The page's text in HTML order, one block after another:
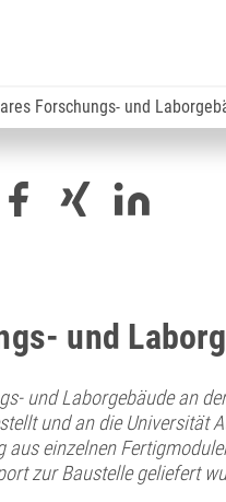
Forschungs- und
und
und Laborgebäude an
und an die Universität
einzelnen
zur Baustelle geliefert